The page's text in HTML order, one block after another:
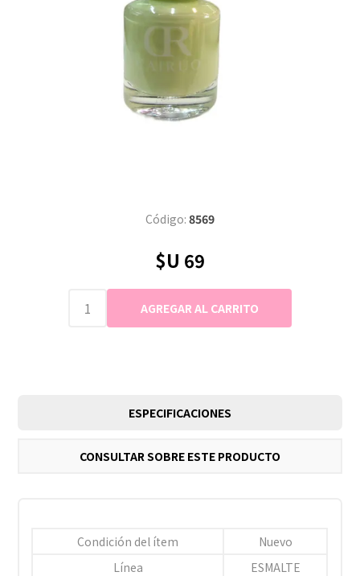
Código: 8569
$U 69
ESPECIFICACIONES
CONSULTAR SOBRE ESTE PRODUCTO
Condición del ítem
Nuevo
Línea
ESMALTE